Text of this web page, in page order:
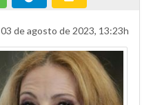
03 de agosto de 2023, 13:23h